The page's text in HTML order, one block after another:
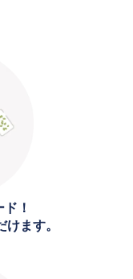
！
ます。